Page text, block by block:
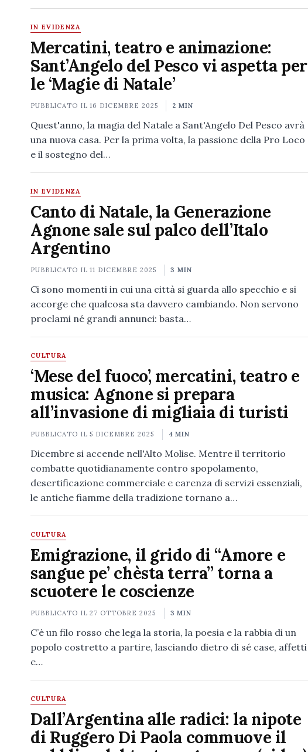
IN EVIDENZA
Mercatini, teatro e animazione:
Sant’Angelo del Pesco vi aspetta per
le ‘Magie di Natale’
PUBBLICATO IL16 DICEMBRE 2025 2 MIN
Quest'anno, la magia del Natale a Sant'Angelo Del Pesco avrà
una nuova casa. Per la prima volta, la passione della Pro Loco
e il sostegno del…
IN EVIDENZA
Canto di Natale, la Generazione
Agnone sale sul palco dell’Italo
Argentino
PUBBLICATO IL11 DICEMBRE 2025 3 MIN
Ci sono momenti in cui una città si guarda allo specchio e si
accorge che qualcosa sta davvero cambiando. Non servono
proclami né grandi annunci: basta…
CULTURA
‘Mese del fuoco’, mercatini, teatro e
musica: Agnone si prepara
all’invasione di migliaia di turisti
PUBBLICATO IL5 DICEMBRE 2025 4 MIN
Dicembre si accende nell'Alto Molise. Mentre il territorio
combatte quotidianamente contro spopolamento,
desertificazione commerciale e carenza di servizi essenziali,
le antiche fiamme della tradizione tornano a…
CULTURA
Emigrazione, il grido di “Amore e
sangue pe’ chèsta terra” torna a
scuotere le coscienze
PUBBLICATO IL27 OTTOBRE 2025 3 MIN
C’è un filo rosso che lega la storia, la poesia e la rabbia di un
popolo costretto a partire, lasciando dietro di sé case, affetti
e…
CULTURA
Dall’Argentina alle radici: la nipote
di Ruggero Di Paola commuove il